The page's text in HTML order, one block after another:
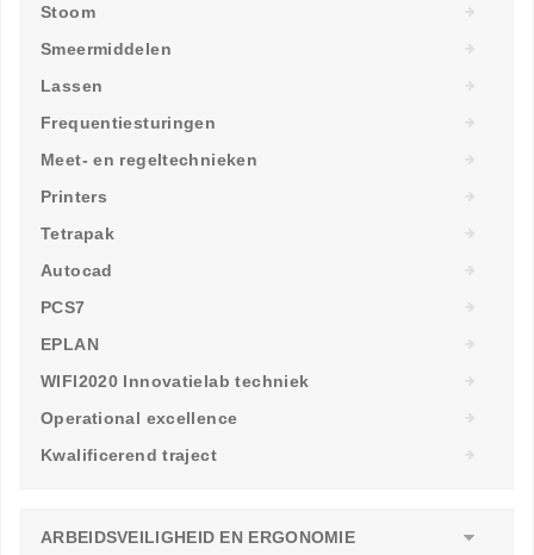
Stoom
Smeermiddelen
Lassen
Frequentiesturingen
Meet- en regeltechnieken
Printers
Tetrapak
Autocad
PCS7
EPLAN
WIFI2020 Innovatielab techniek
Operational excellence
Kwalificerend traject
ARBEIDSVEILIGHEID EN ERGONOMIE